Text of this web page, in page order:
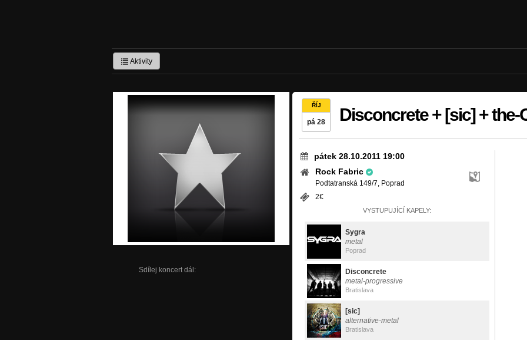
Aktivity
Sdílej koncert dál:
ŘÍJ
pá 28 Disconcrete + [sic] + the-
pátek 28.10.2011 19:00
Rock Fabric
Podtatranská 149/7, Poprad
2€
VYSTUPUJÍCÍ KAPELY:
Sygra
metal
Poprad
Disconcrete
metal-progressive
Bratislava
[sic]
alternative-metal
Bratislava